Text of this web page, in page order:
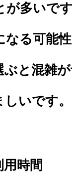
が多いで
なる可能
と混雑
いです。
時間